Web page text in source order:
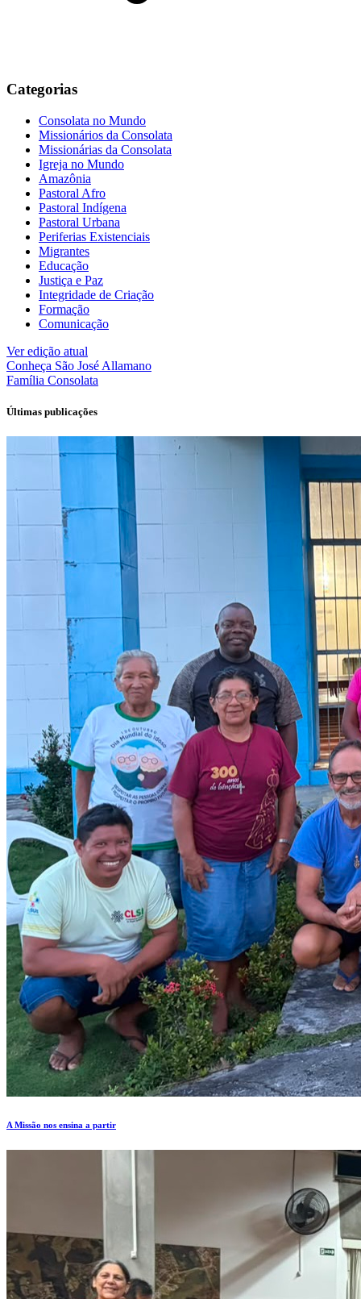
Categorias
Consolata no Mundo
Missionários da Consolata
Missionárias da Consolata
Igreja no Mundo
Amazônia
Pastoral Afro
Pastoral Indígena
Pastoral Urbana
Periferias Existenciais
Migrantes
Educação
Justiça e Paz
Integridade de Criação
Formação
Comunicação
Ver edição atual
Conheça São José Allamano
Família Consolata
Últimas publicações
A Missão nos ensina a partir